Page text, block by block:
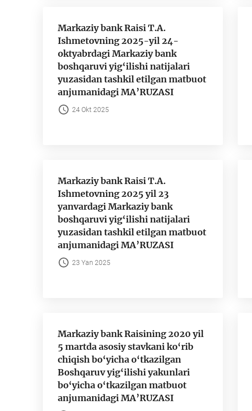
Markaziy bank Raisi T.A.
Ishmetovning 2025-yil 24-
oktyabrdagi Markaziy bank
boshqaruvi yig‘ilishi natijalari
yuzasidan tashkil etilgan matbuot
anjumanidagi MA’RUZASI
24 Okt 2025
Markaziy bank Raisi T.A.
Ishmetovning 2025 yil 23
yanvardagi Markaziy bank
boshqaruvi yig‘ilishi natijalari
yuzasidan tashkil etilgan matbuot
anjumanidagi MA’RUZASI
23 Yan 2025
Markaziy bank Raisining 2020 yil
5 martda asosiy stavkani ko‘rib
chiqish bo‘yicha o‘tkazilgan
Boshqaruv yig‘ilishi yakunlari
bo‘yicha o‘tkazilgan matbuot
anjumanidagi MA’RUZASI